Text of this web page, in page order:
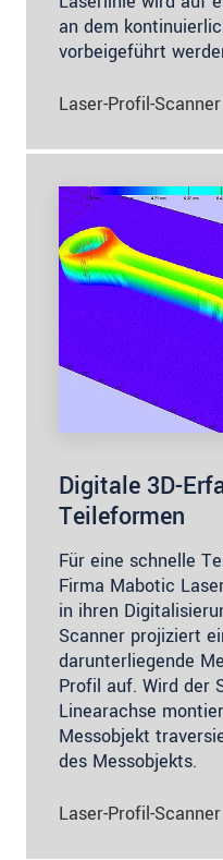
an dem
vorbeigeführt
Laser-Profil-Scanner
Digitale 3D-
Teileformen
Für eine schnelle
Firma Mabotic
in ihren
Scanner projiziert
darunterliegende
Profil auf. Wird der
Linearachse
Messobjekt
des Messobjekts.
Laser-Profil-Scanner